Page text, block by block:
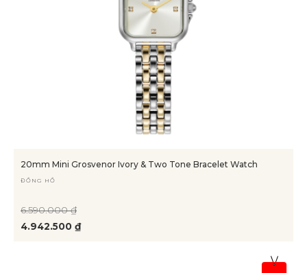
20mm Mini Grosvenor Ivory & Two Tone Bracelet Watch
ĐỒNG HỒ
4.942.500 ₫
6.590.000 ₫